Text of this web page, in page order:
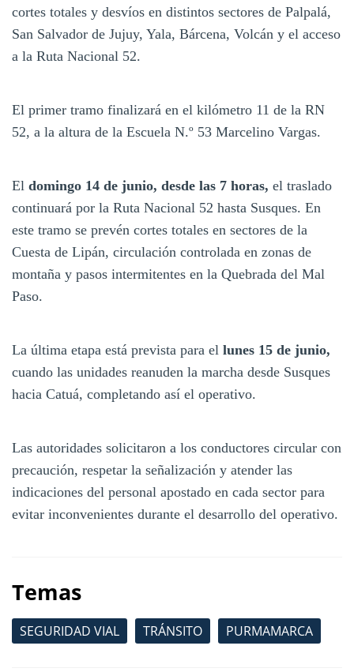
cortes totales y desvíos en distintos sectores de Palpalá,
San Salvador de Jujuy, Yala, Bárcena, Volcán y el acceso
a la Ruta Nacional 52.
El primer tramo finalizará en el kilómetro 11 de la RN
52, a la altura de la Escuela N.º 53 Marcelino Vargas.
El domingo 14 de junio, desde las 7 horas, el traslado
continuará por la Ruta Nacional 52 hasta Susques. En
este tramo se prevén cortes totales en sectores de la
Cuesta de Lipán, circulación controlada en zonas de
montaña y pasos intermitentes en la Quebrada del Mal
Paso.
La última etapa está prevista para el lunes 15 de junio,
cuando las unidades reanuden la marcha desde Susques
hacia Catuá, completando así el operativo.
Las autoridades solicitaron a los conductores circular con
precaución, respetar la señalización y atender las
indicaciones del personal apostado en cada sector para
evitar inconvenientes durante el desarrollo del operativo.
Temas
SEGURIDAD VIAL TRÁNSITO PURMAMARCA